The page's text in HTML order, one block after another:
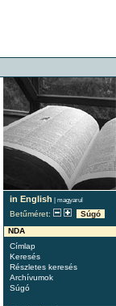
in English | magyarul
Betűméret:
Súgó
NDA
Címlap
Keresés
Részletes keresés
Archívumok
Súgó